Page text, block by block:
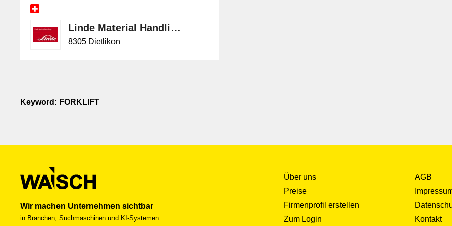
Linde Material Handling Schweiz
8305 Dietlikon
Keyword: FORKLIFT
Wir machen Unternehmen sichtbar
in Branchen, Suchmaschinen und KI-Systemen
Über uns
Preise
Firmenprofil erstellen
Zum Login
AGB
Kontakt